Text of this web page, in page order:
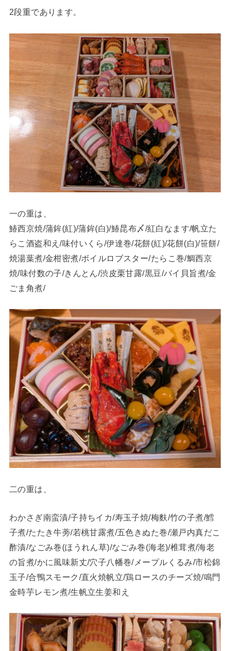
2段重であります。
一の重は、
鰆西京焼/蒲鉾(紅)/蒲鉾(白)/鰆昆布〆/紅白なます/帆立た
らこ酒盗和え/味付いくら/伊達巻/花餅(紅)/花餅(白)/笹餅/
焼湯葉煮/金柑密煮/ボイルロブスター/たらこ巻/鯛西京
焼/味付数の子/きんとん/渋皮栗甘露/黒豆/バイ貝旨煮/金
ごま角煮/
二の重は、
わかさぎ南蛮漬/子持ちイカ/寿玉子焼/梅麩/竹の子煮/鱈
子煮/たたき牛蒡/若桃甘露煮/五色きぬた巻/瀬戸内真だこ
酢漬/なごみ巻(ほうれん草)/なごみ巻(海老)/椎茸煮/海老
の旨煮/かに風味新丈/穴子八幡巻/メープルくるみ/市松錦
玉子/合鴨スモーク/直火焼帆立/鶏ロースのチーズ焼/鳴門
金時芋レモン煮/生帆立生姜和え